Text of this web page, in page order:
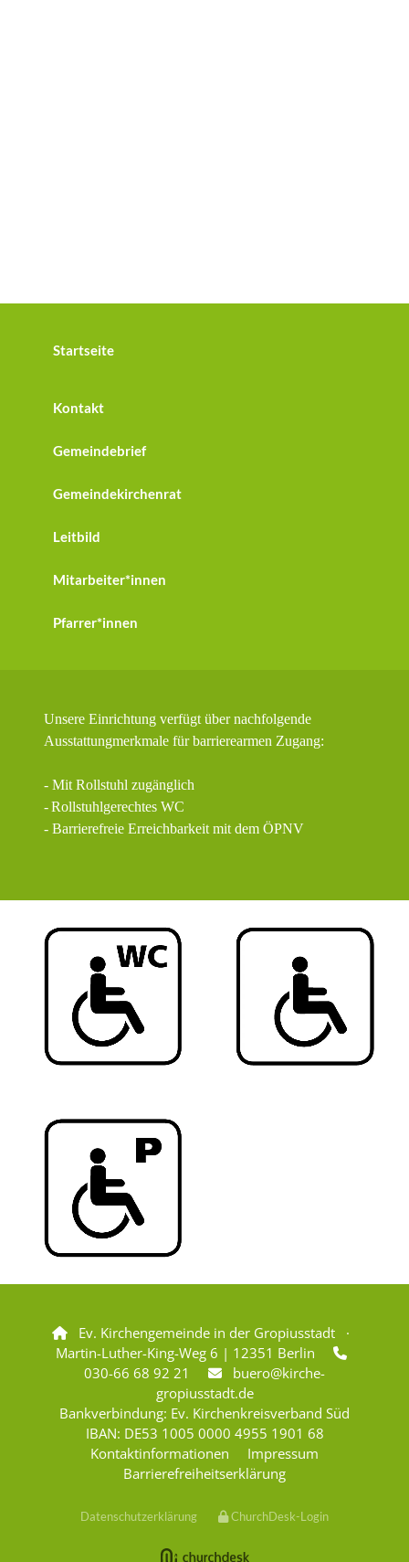
Startseite
Kontakt
Gemeindebrief
Gemeindekirchenrat
Leitbild
Mitarbeiter*innen
Pfarrer*innen
Unsere Einrichtung verfügt über nachfolgende
Ausstattungmerkmale für barrierearmen Zugang:
- Mit Rollstuhl zugänglich
-Rollstuhlgerechtes WC
- Barrierefreie Erreichbarkeit mit dem ÖPNV

Ev. Kirchengemeinde in der Gropiusstadt ·
Martin-Luther-King-Weg 6 | 12351 Berlin

030-66 68 92 21 
buero@kirche-
gropiusstadt.de
Bankverbindung: Ev. Kirchenkreisverband Süd
IBAN: DE53 1005 0000 4955 1901 68
Kontaktinformationen
Impressum
Barrierefreiheitserklärung
Datenschutzerklärung ChurchDesk-Login